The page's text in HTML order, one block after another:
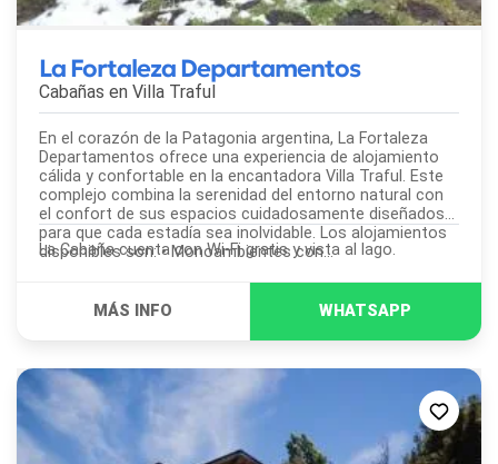
La Fortaleza Departamentos
Cabañas en Villa Traful
En el corazón de la Patagonia argentina, La Fortaleza
Departamentos ofrece una experiencia de alojamiento
cálida y confortable en la encantadora Villa Traful. Este
complejo combina la serenidad del entorno natural con
el confort de sus espacios cuidadosamente diseñados
para que cada estadía sea inolvidable. Los alojamientos
disponibles son: • Monoambientes con...La Cabaña cuenta con Wi-Fi gratis y vista al lago.